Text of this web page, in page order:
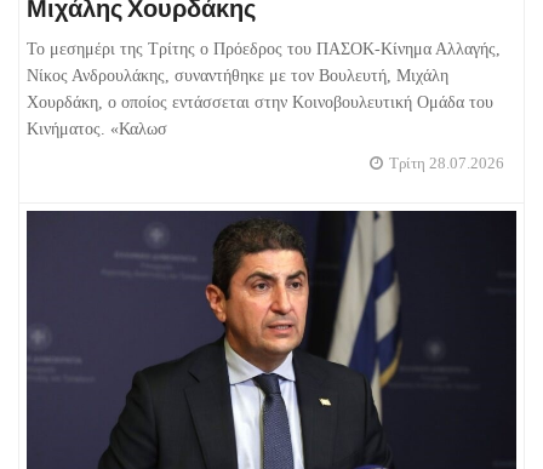
Μιχάλης Χουρδάκης
Το μεσημέρι της Τρίτης ο Πρόεδρος του ΠΑΣΟΚ-Κίνημα Αλλαγής,
Νίκος Ανδρουλάκης, συναντήθηκε με τον Βουλευτή, Μιχάλη
Χουρδάκη, ο οποίος εντάσσεται στην Κοινοβουλευτική Ομάδα του
Κινήματος. «Καλωσ
Τρίτη 28.07.2026